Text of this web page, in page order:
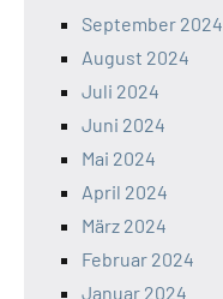
September 2024
August 2024
Juli 2024
Juni 2024
Mai 2024
April 2024
März 2024
Februar 2024
Januar 2024